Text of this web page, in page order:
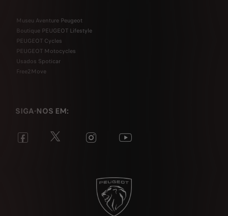
Museu Aventure Peugeot
Boutique PEUGEOT Lifestyle
PEUGEOT Cycles
PEUGEOT Motocycles
Usados Spoticar
Free2Move
SIGA-NOS EM: